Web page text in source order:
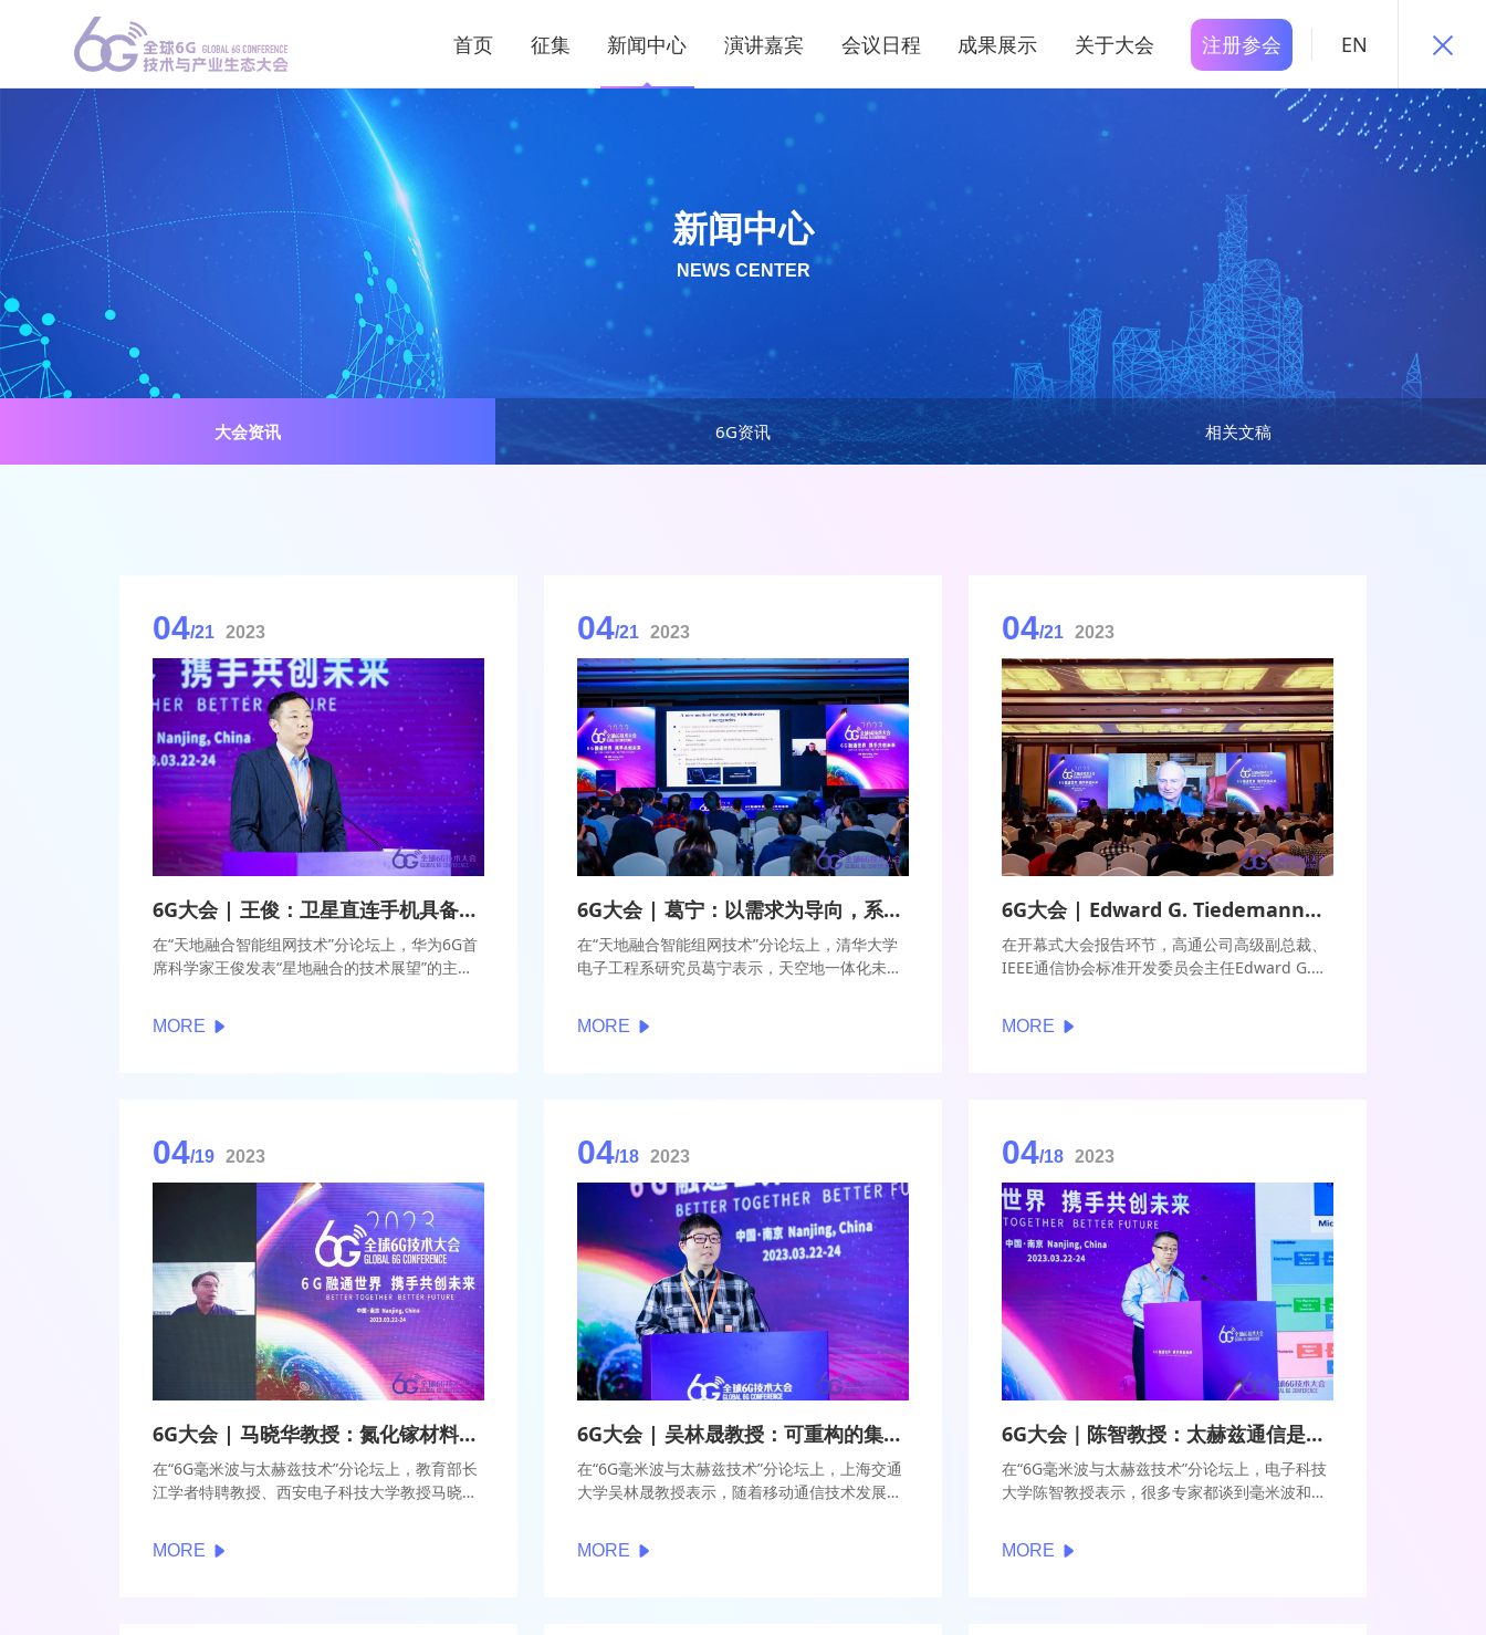
首页 征集 新闻中心 演讲嘉宾 会议日程 成果展示 关于大会 注册参会 EN
大会资讯 6G资讯 相关文稿
新闻中心
NEWS CENTER
04/21 2023
6G大会 | 王俊：卫星直连手机具备可行性，提升频谱效率和运维管理是难点
在“天地融合智能组网技术”分论坛上，华为6G首
席科学家王俊发表“星地融合的技术展望”的主题
法。
MORE
04/21 2023
6G大会 | 葛宁：以需求为导向，系统化构建天空地一体化网络
在“天地融合智能组网技术”分论坛上，清华大学
电子工程系研究员葛宁表示，天空地一体化未来
从系统的角度来构建解决方案。因此在研究方法
上，就要重视对网络架构和系统能力的研究。目
MORE
04/21 2023
6G大会 | ​Edward G. Tiedemann：找准关键着力点 6G开启新一轮创新
在开幕式大会报告环节，高通公司高级副总裁、
IEEE通信协会标准开发委员会主任Edward G.
G. Tiedemann在演讲中简要回顾了移动通信产
业的发展历程；详细介绍了当前5G产业生态和
MORE
04/19 2023
6G大会 | 马晓华教授：氮化镓材料未来在高频保持优势
在“6G毫米波与太赫兹技术”分论坛上，教育部长
江学者特聘教授、西安电子科技大学教授马晓华
战。未来比较可行的是氮化镓器件，在高频、高
效、带宽和大功率等方面综合表现突出。
MORE
04/18 2023
6G大会 | 吴林晟教授：可重构的集成无源器件空间广阔
在“6G毫米波与太赫兹技术”分论坛上，上海交通
大学吴林晟教授表示，随着移动通信技术发展，
兹频段不断演进。未来6G技术可能会使用到毫米
波和太赫兹频段，采用多层叠加的结构，带宽增
MORE
04/18 2023
6G大会｜陈智教授：太赫兹通信是系统与器件同步开展研究
在“6G毫米波与太赫兹技术”分论坛上，电子科技
大学陈智教授表示，很多专家都谈到毫米波和太
段是器件相对比较成熟，研究系统或者算法；但
是太赫兹通信发展过程中，是系统和器件同步进
MORE